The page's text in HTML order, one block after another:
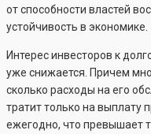
от способности властей
устойчивость в экономике.
Интерес инвесторов к
уже снижается. Причем
сколько расходы на его
тратит только на выплату
ежегодно, что превышает